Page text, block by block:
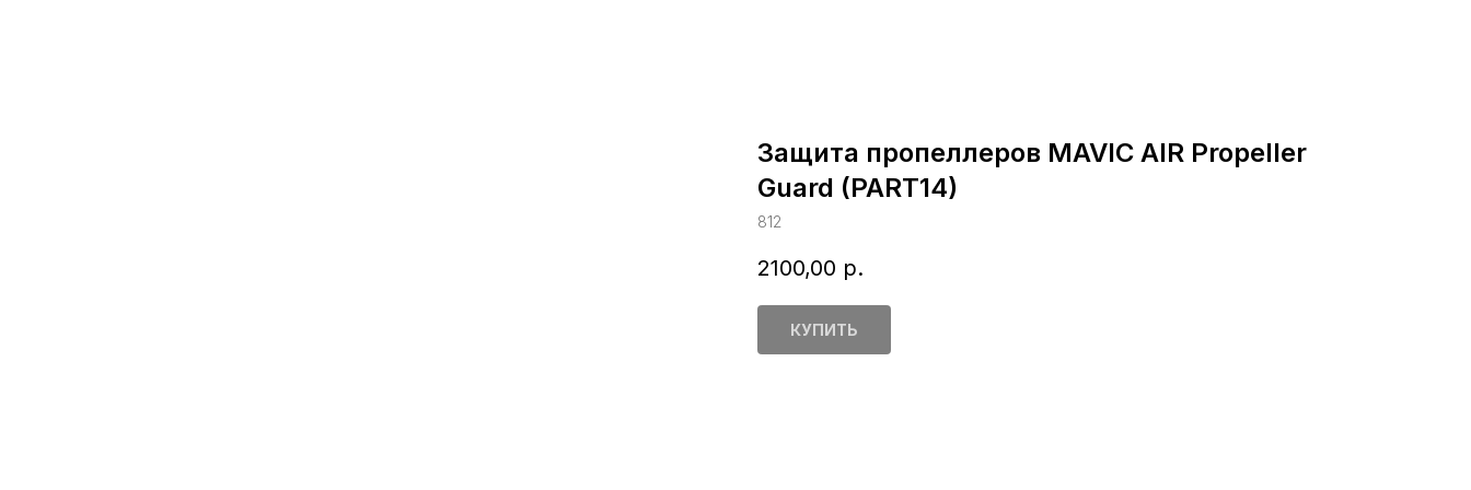
Защита пропеллеров MAVIC AIR Propeller
Guard (PART14)
812
2100,00 р.
КУПИТЬ